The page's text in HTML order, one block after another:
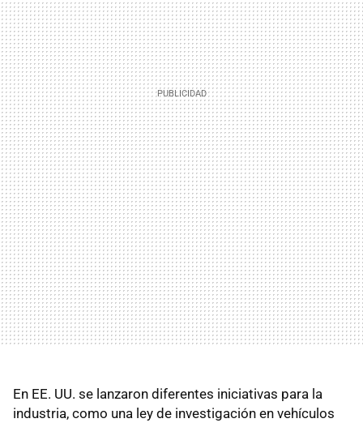
En EE. UU. se lanzaron diferentes iniciativas para la
industria, como una ley de investigación en vehículos